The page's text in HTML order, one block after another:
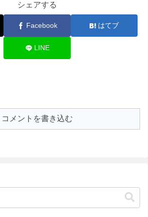
シェアする
Facebook はてブ
LINE
コメントを書き込む